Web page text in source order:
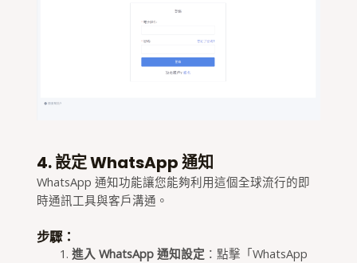
4. 設定 WhatsApp 通知
WhatsApp 通知功能讓您能夠利用這個全球流行的即
時通訊工具與客戶溝通。
步驟：
進入 WhatsApp 通知設定 ：點擊「WhatsApp